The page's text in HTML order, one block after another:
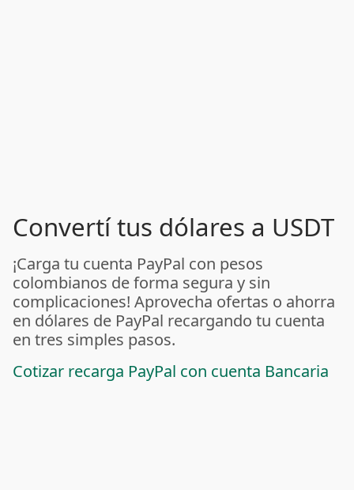
Convertí tus dólares a USDT
¡Carga tu cuenta PayPal con pesos
colombianos de forma segura y sin
complicaciones! Aprovecha ofertas o ahorra
en dólares de PayPal recargando tu cuenta
en tres simples pasos.
Cotizar recarga PayPal con cuenta Bancaria